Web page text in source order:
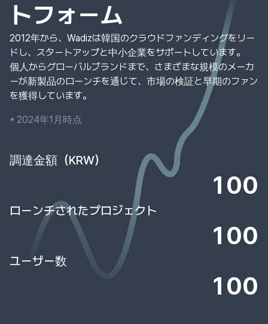
トフォーム
2012年から、Wadizは韓国のクラウドファンディングをリー
ドし、スタートアップと中小企業をサポートしています。
個人からグローバルブランドまで、さまざまな規模のメーカ
ーが新製品のローンチを通じて、市場の検証と早期のファン
を獲得しています。
* 2024年1月時点
調達金額（KRW）
100
ローンチされたプロジェクト
100
ユーザー数
100